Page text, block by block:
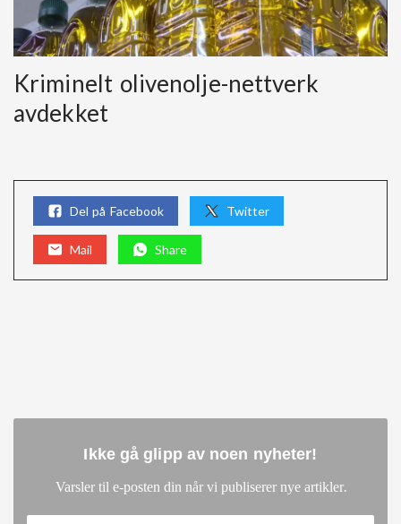
Kriminelt olivenolje-nettverk
avdekket
Del på Facebook Twitter
Mail Share
Ikke gå glipp av noen nyheter!
Varsler til e-posten din når vi publiserer nye artikler.